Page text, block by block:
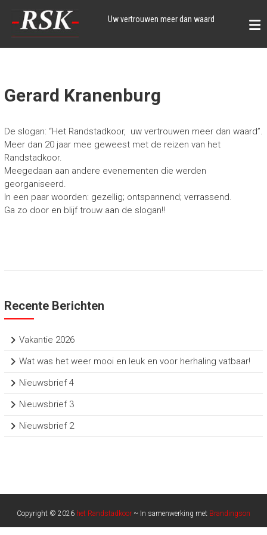
content
Uw vertrouwen meer dan waard
Gerard Kranenburg
De slogan: “Het Randstadkoor, uw vertrouwen meer dan waard”.
Meer dan 20 jaar mee geweest met de reizen van het
Randstadkoor.
Meegedaan aan andere evenementen die werden
georganiseerd.
In een paar woorden: gezellig; ontspannend; verrassend.
Ga zo door en blijf trouw aan de slogan!!
Recente Berichten
Vakantie 2026
Wat was het weer mooi en leuk en voor herhaling vatbaar!
Nieuwsbrief 4
Nieuwsbrief 3
Nieuwsbrief 2
Copyright © 2026 het Randstadkoor~ In samenwerking met Brandingson